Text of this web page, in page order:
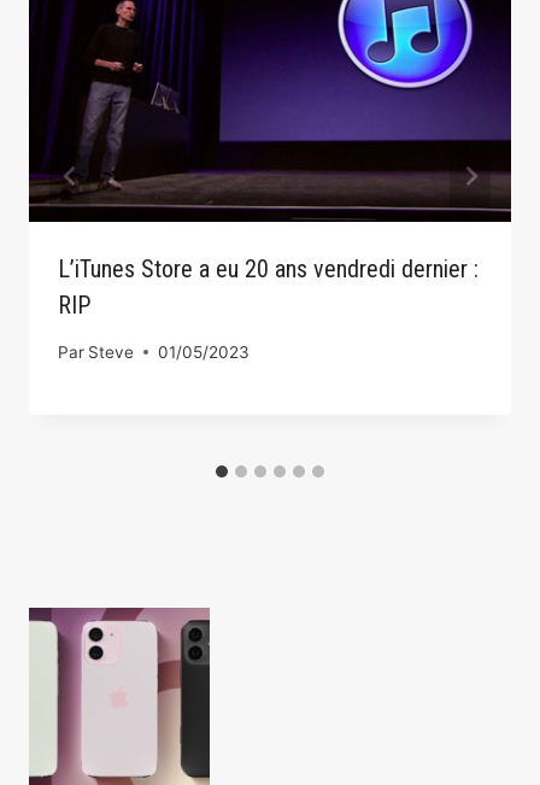
L’iTunes Store a eu 20 ans vendredi dernier :
RIP
Par Steve 01/05/2023